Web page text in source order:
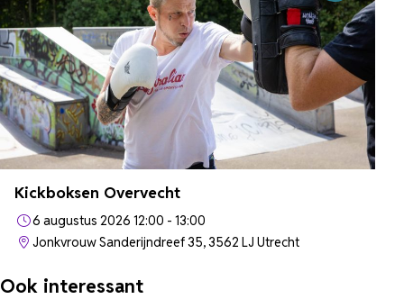
Kickboksen Overvecht
6 augustus 2026 12:00 - 13:00
Jonkvrouw Sanderijndreef 35, 3562 LJ Utrecht
Ook interessant